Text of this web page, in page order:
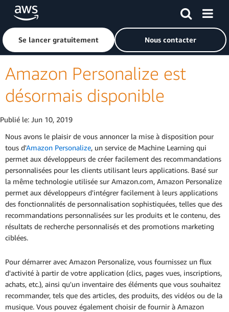
Passer au contenu principal
Cliquer ici pour revenir à la page d'accueil d'Amazon Web
Se lancer gratuitement Nous contacter
Amazon Personalize est
désormais disponible
Publié le: Jun 10, 2019
Nous avons le plaisir de vous annoncer la mise à disposition pour
tous d'Amazon Personalize, un service de Machine Learning qui
permet aux développeurs de créer facilement des recommandations
personnalisées pour les clients utilisant leurs applications. Basé sur
la même technologie utilisée sur Amazon.com, Amazon Personalize
permet aux développeurs d'intégrer facilement à leurs applications
des fonctionnalités de personnalisation sophistiquées, telles que des
recommandations personnalisées sur les produits et le contenu, des
résultats de recherche personnalisés et des promotions marketing
ciblées.
Pour démarrer avec Amazon Personalize, vous fournissez un flux
d'activité à partir de votre application (clics, pages vues, inscriptions,
achats, etc.), ainsi qu'un inventaire des éléments que vous souhaitez
recommander, tels que des articles, des produits, des vidéos ou de la
musique. Vous pouvez également choisir de fournir à Amazon